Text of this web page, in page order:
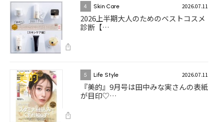
4 Skin Care 2026.07.11
2026上半期大人のためのベストコスメ
診断【…
5 Life Style 2026.07.11
『美的』9月号は田中みな実さんの表紙
が目印♡…